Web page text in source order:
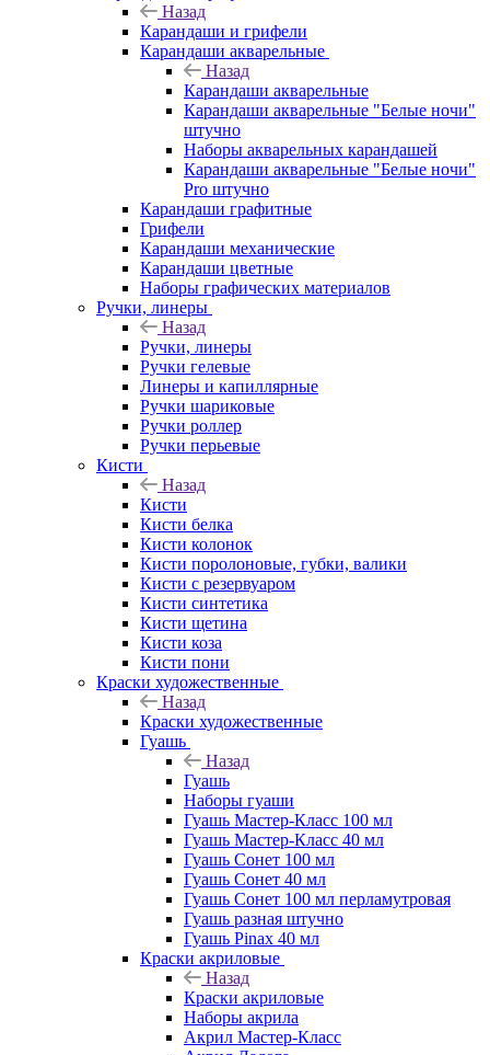
Назад
Карандаши и грифели
Карандаши акварельные
Назад
Карандаши акварельные
Карандаши акварельные "Белые ночи"
штучно
Наборы акварельных карандашей
Карандаши акварельные "Белые ночи"
Pro штучно
Карандаши графитные
Грифели
Карандаши механические
Карандаши цветные
Наборы графических материалов
Ручки, линеры
Назад
Ручки, линеры
Ручки гелевые
Линеры и капиллярные
Ручки шариковые
Ручки роллер
Ручки перьевые
Кисти
Назад
Кисти
Кисти белка
Кисти колонок
Кисти поролоновые, губки, валики
Кисти с резервуаром
Кисти синтетика
Кисти щетина
Кисти коза
Кисти пони
Краски художественные
Назад
Краски художественные
Гуашь
Назад
Гуашь
Наборы гуаши
Гуашь Мастер-Класс 100 мл
Гуашь Мастер-Класс 40 мл
Гуашь Сонет 100 мл
Гуашь Сонет 40 мл
Гуашь Сонет 100 мл перламутровая
Гуашь разная штучно
Гуашь Pinax 40 мл
Краски акриловые
Назад
Краски акриловые
Наборы акрила
Акрил Мастер-Класс